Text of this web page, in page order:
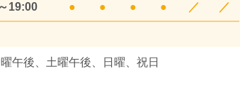
19:00 ● ● ● ● ／ ／
午後、土曜午後、日曜、祝日